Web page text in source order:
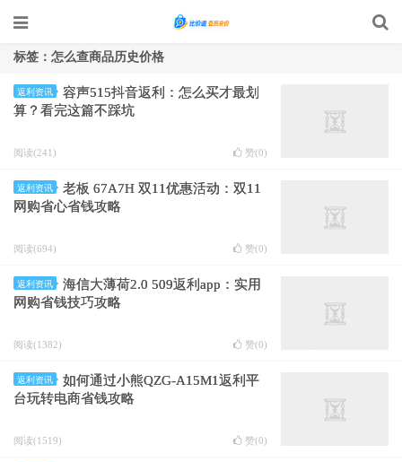
标签：怎么查商品历史价格
返利资讯
容声515抖音返利：怎么买才最划
算？看完这篇不踩坑
阅读(241) 赞(0)
返利资讯
老板 67A7H 双11优惠活动：双11
网购省心省钱攻略
阅读(694) 赞(0)
返利资讯
海信大薄荷2.0 509返利app：实用
网购省钱技巧攻略
阅读(1382) 赞(0)
返利资讯
如何通过小熊QZG-A15M1返利平
台玩转电商省钱攻略
阅读(1519) 赞(0)